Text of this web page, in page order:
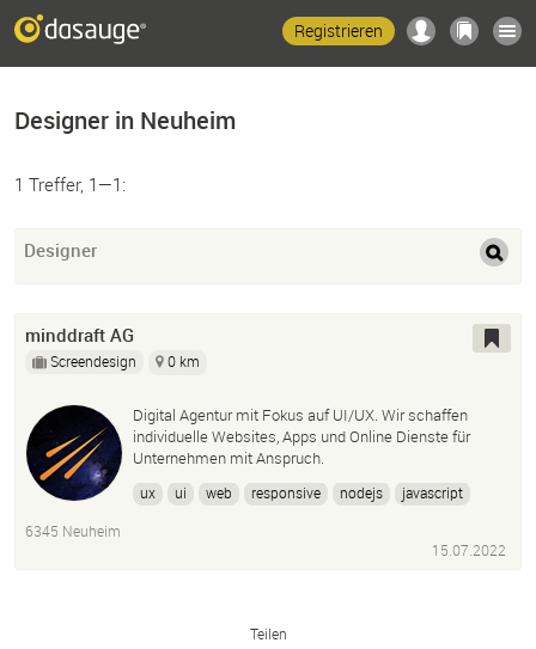
Registrieren
Designer in Neuheim
1 Treffer, 1—1:
Designer
minddraft AG
Screendesign 0 km
Digital Agentur mit Fokus auf UI/UX. Wir schaffen
individuelle Websites, Apps und Online Dienste für
Unternehmen mit Anspruch.
ux ui web responsive nodejs
javascript
6345 Neuheim
15.07.2022
Teilen